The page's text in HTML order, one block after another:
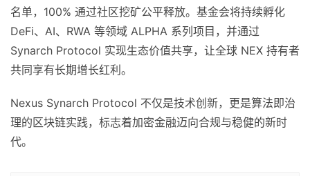
名单，100% 通过社区挖矿公平释放。基金会将持续孵化
DeFi、AI、RWA 等领域 ALPHA 系列项目，并通过
Synarch Protocol 实现生态价值共享，让全球 NEX 持有者
共同享有长期增长红利。
Nexus Synarch Protocol 不仅是技术创新，更是算法即治
理的区块链实践，标志着加密金融迈向合规与稳健的新时
代。